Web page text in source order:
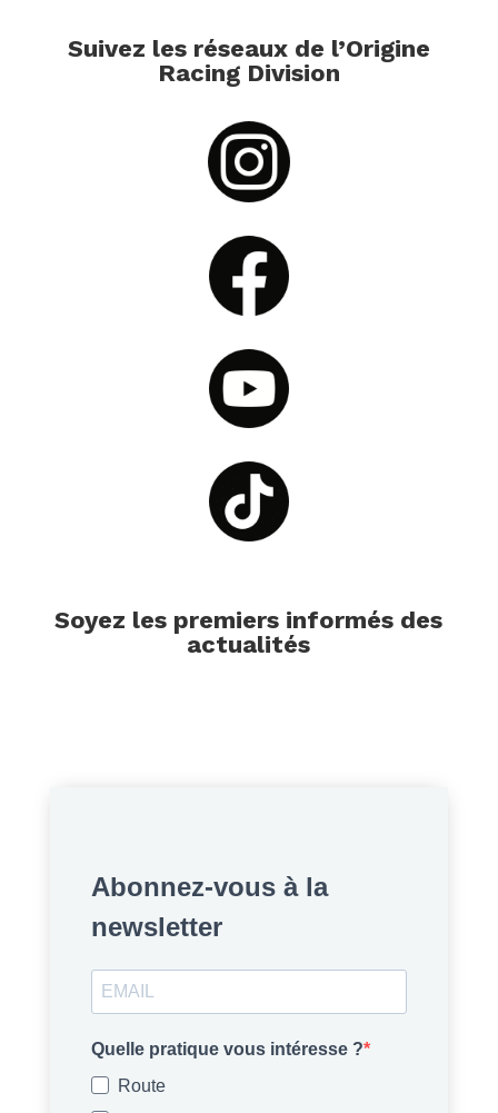
Suivez les réseaux de l’Origine
Racing Division
Soyez les premiers informés des
actualités
Abonnez-vous à la
newsletter
Quelle pratique vous intéresse ?
Route